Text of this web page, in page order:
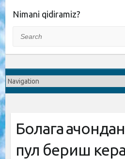
Nimani qidiramiz?
Болага
пул бериш